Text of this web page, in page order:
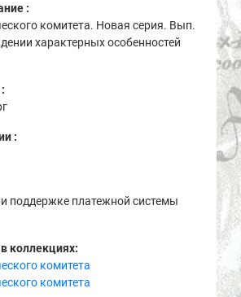
:
комитета. Новая серия. Вып.
характерных особенностей
:
поддержке платежной системы
коллекциях:
комитета
комитета